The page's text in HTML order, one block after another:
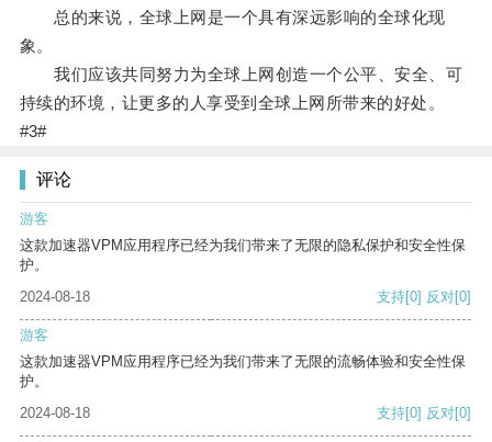
总的来说，全球上网是一个具有深远影响的全球化现
象。
我们应该共同努力为全球上网创造一个公平、安全、可
持续的环境，让更多的人享受到全球上网所带来的好处。
#3#
评论
游客
这款加速器VPM应用程序已经为我们带来了无限的隐私保护和安全性保
护。
2024-08-18
支持[0] 反对[0]
游客
这款加速器VPM应用程序已经为我们带来了无限的流畅体验和安全性保
护。
2024-08-18
支持[0] 反对[0]